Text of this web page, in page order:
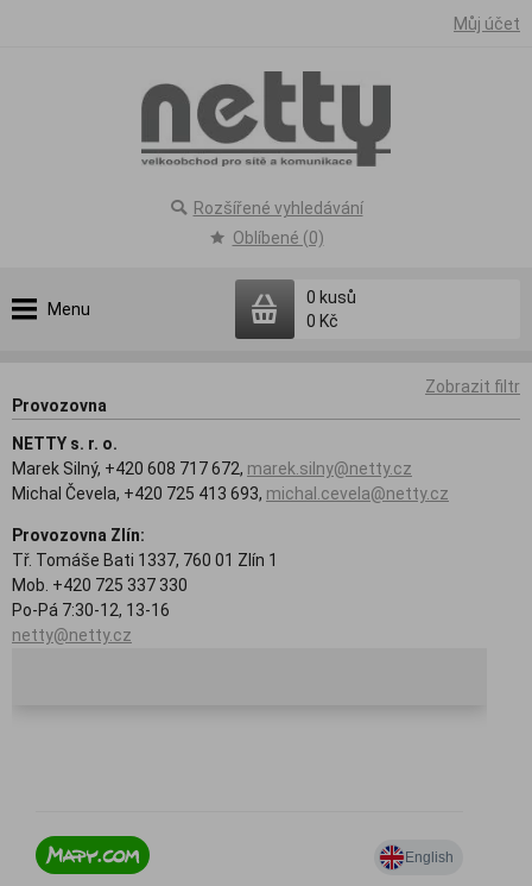
Můj účet
Menu
0 kusů
0 Kč
Rozšířené vyhledávání
Oblíbené (0)
Zobrazit filtr
Provozovna
NETTY s. r. o.
Marek Silný, +420 608 717 672, marek.silny@netty.cz
Michal Čevela, +420 725 413 693, michal.cevela@netty.cz
Provozovna Zlín:
Tř. Tomáše Bati 1337, 760 01 Zlín 1
Mob. +420 725 337 330
Po-Pá 7:30-12, 13-16
netty@netty.cz